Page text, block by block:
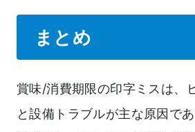
まとめ
賞味/消費期限の印字ミスは、
と設備トラブルが主な原因で